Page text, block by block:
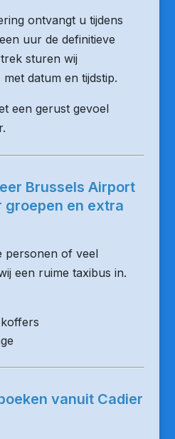
ontvangt u tijdens
uur de definitieve
sturen wij
datum en tijdstip.
een gerust gevoel
Brussels Airport
groepen en extra
personen of veel
een ruime taxibus in.
vanuit Cadier